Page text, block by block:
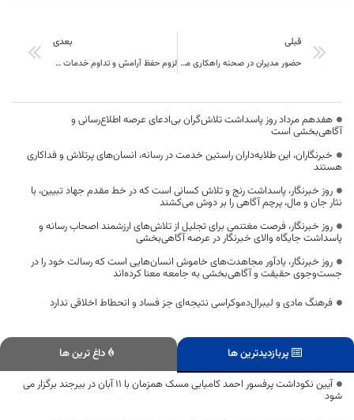
قبلی
حضور مدیران در صحنه راهکاری مؤثر در افزایش نظارت‌ها برای جلوگیری از احتکار و تأمین نیاز
بعدی
لزوم حفظ آرامش و تداوم خدمات‌ رسانی بدون وقفه به مردم
هفدهم مرداد روز پاسداشت تلاش‌گران بی‌ادعای عرصه اطلاع‌رسانی و
آگاهی‌بخشی است
خبرنگاران، این طلایه‌داران راستین خدمت در رسانه، انسان‌های پرتلاش و فداکاری
هستند
روز خبرنگار، پاسداشت رنج و تلاش کسانی است که در خط مقدم جهاد تبیین، با
نثار جان و مال، پرچم آگاهی را بر دوش می‌کشند
روز خبرنگار، فرصت مغتنمی برای تجلیل از تلاش‌های ارزشمند اصحاب رسانه و
پاسداشت جایگاه والای خبرنگار در عرصه آگاهی‌بخشی
روز خبرنگار، یادآور مجاهدت‌های خاموش انسان‌هایی است که رسالت خود را در
جست‌وجوی حقیقت و آگاهی‌بخشی به جامعه معنا کرده‌اند
فرهنگ مادی و لیبرال‌دموکراسی نتیجه‌ای جز فساد و انحطاط اخلاقی ندارد
پربازدیدترین ها
داغ ترین ها
آیین نکوداشت پرفسور احمد کامیابی مسک همزمان با ۱۱ آبان در بیرجند برگزار می
شود